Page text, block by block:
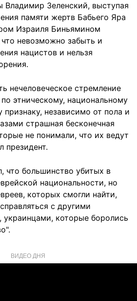
Владимир Зеленский, выступая
памяти жертв Бабьего Яра
Израиля Биньямином
что невозможно забыть и
нацистов и нельзя
нечеловеческое стремление
этническому, национальному
признаку, независимо от пола и
страшная бесконечная
не понимали, что их ведут
президент.
что большинство убитых в
национальности, но
которых смогли найти,
с другими
которые боролись
ВИДЕО ДНЯ